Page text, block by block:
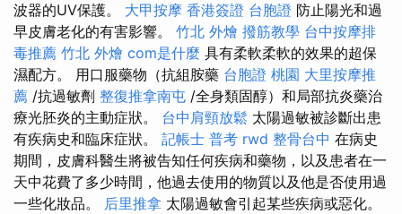
波器的UV保護。 大甲按摩 香港簽證 台胞證 防止陽光和過
早皮膚老化的有害影響。 竹北 外燴 撥筋教學 台中按摩排
毒推薦 竹北 外燴 com是什麼 具有柔軟柔軟的效果的超保
濕配方。 用口服藥物（抗組胺藥 台胞證 桃園 大里按摩推
薦 /抗過敏劑 整復推拿南屯 /全身類固醇）和局部抗炎藥治
療光胚炎的主動症狀。 台中肩頸放鬆 太陽過敏被診斷出患
有疾病史和臨床症狀。 記帳士 普考 rwd 整骨台中 在病史
期間，皮膚科醫生將被告知任何疾病和藥物，以及患者在一
天中花費了多少時間，他過去使用的物質以及他是否使用過
一些化妝品。 后里推拿 太陽過敏會引起某些疾病或惡化。